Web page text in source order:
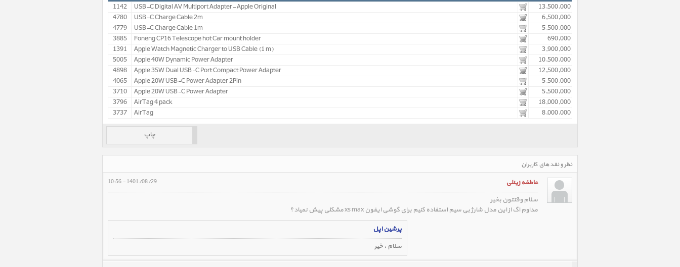
1142 USB-C Digital AV Multiport Adapter- Apple Original
13,500,000
4780
USB-C Charge Cable 2m
6,500,000
4779
USB-C Charge Cable 1m
5,500,000
3885
Foneng CP16 Telescope hot Car mount holder
690,000
1391
Apple Watch Magnetic Charger to USB Cable (1 m)
3,900,000
5005
Apple 40W Dynamic Power Adapter
10,500,000
4898
Apple 35W Dual USB-C Port Compact Power Adapter
12,500,000
4065
Apple 20W USB-C Power Adapter 2Pin
5,500,000
3710
Apple 20W USB-C Power Adapter
5,500,000
3796
AirTag 4 pack
18,000,000
3737
AirTag 8,000,000
چاپ
نظر و نقد های کاربران
عاطفه زینلی 1401/08/29 - 10:56
سلام وقتتون بخیر
مداوم اگ از این مدل شارژ بی سیم استفاده کنیم برای گوشی ایفون xs max مشکلی پیش نمیاد؟
پرشین اپل
سلام ، خیر